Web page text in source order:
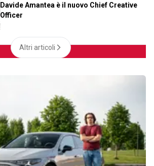
Davide Amantea è il nuovo Chief Creative
Officer
Altri articoli